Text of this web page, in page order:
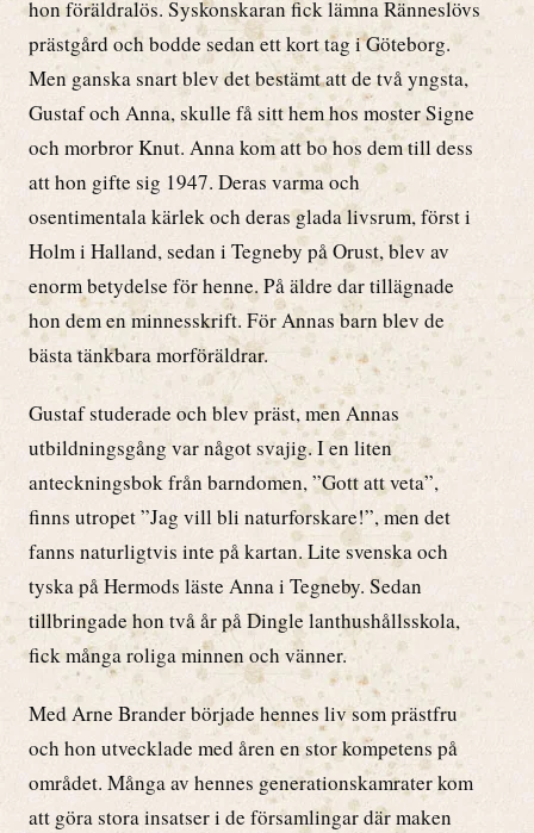
hon föräldralös. Syskonskaran fick lämna Ränneslövs
prästgård och bodde sedan ett kort tag i Göteborg.
Men ganska snart blev det bestämt att de två yngsta,
Gustaf och Anna, skulle få sitt hem hos moster Signe
och morbror Knut. Anna kom att bo hos dem till dess
att hon gifte sig 1947. Deras varma och
osentimentala kärlek och deras glada livsrum, först i
Holm i Halland, sedan i Tegneby på Orust, blev av
enorm betydelse för henne. På äldre dar tillägnade
hon dem en minnesskrift. För Annas barn blev de
bästa tänkbara morföräldrar.
Gustaf studerade och blev präst, men Annas
utbildningsgång var något svajig. I en liten
anteckningsbok från barndomen, ”Gott att veta”,
finns utropet ”Jag vill bli naturforskare!”, men det
fanns naturligtvis inte på kartan. Lite svenska och
tyska på Hermods läste Anna i Tegneby. Sedan
tillbringade hon två år på Dingle lanthushållsskola,
fick många roliga minnen och vänner.
Med Arne Brander började hennes liv som prästfru
och hon utvecklade med åren en stor kompetens på
området. Många av hennes generationskamrater kom
att göra stora insatser i de församlingar där maken